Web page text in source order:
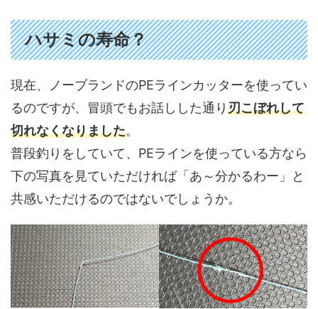
ハサミの寿命？
現在、ノーブランドのPEラインカッターを使ってい
るのですが、冒頭でもお話しした通り刃こぼれして
切れなくなりました。
普段釣りをしていて、PEラインを使っている方なら
下の写真を見ていただければ「あ～分かるわー」と
共感いただけるのではないでしょうか。